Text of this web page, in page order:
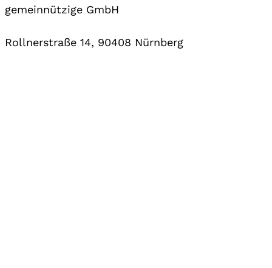
gemeinnützige GmbH
Rollnerstraße 14, 90408 Nürnberg